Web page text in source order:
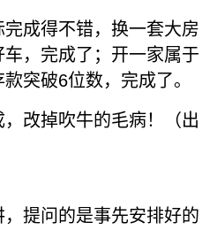
成得不错，换一套大房
，完成了；开一家属于
突破6位数，完成了。
改掉吹牛的毛病！（出
提问的是事先安排好的